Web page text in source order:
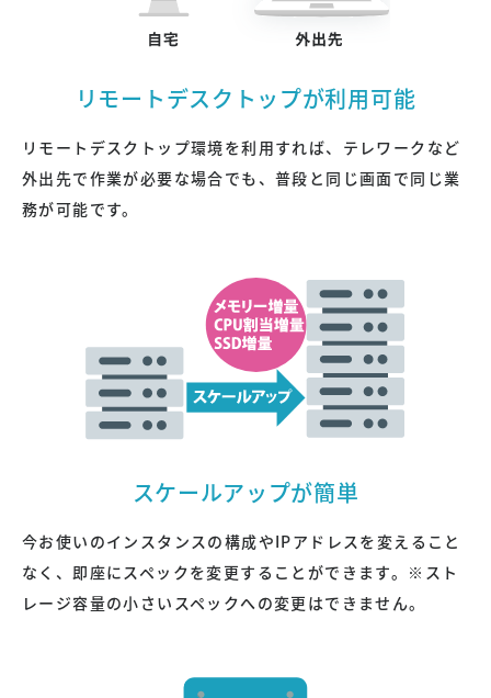
リモートデスクトップが利用可能
リモートデスクトップ環境を利用すれば、テレワークなど
外出先で作業が必要な場合でも、普段と同じ画面で同じ業
務が可能です。
スケールアップが簡単
今お使いのインスタンスの構成やIPアドレスを変えること
なく、即座にスペックを変更することができます。※スト
レージ容量の小さいスペックへの変更はできません。